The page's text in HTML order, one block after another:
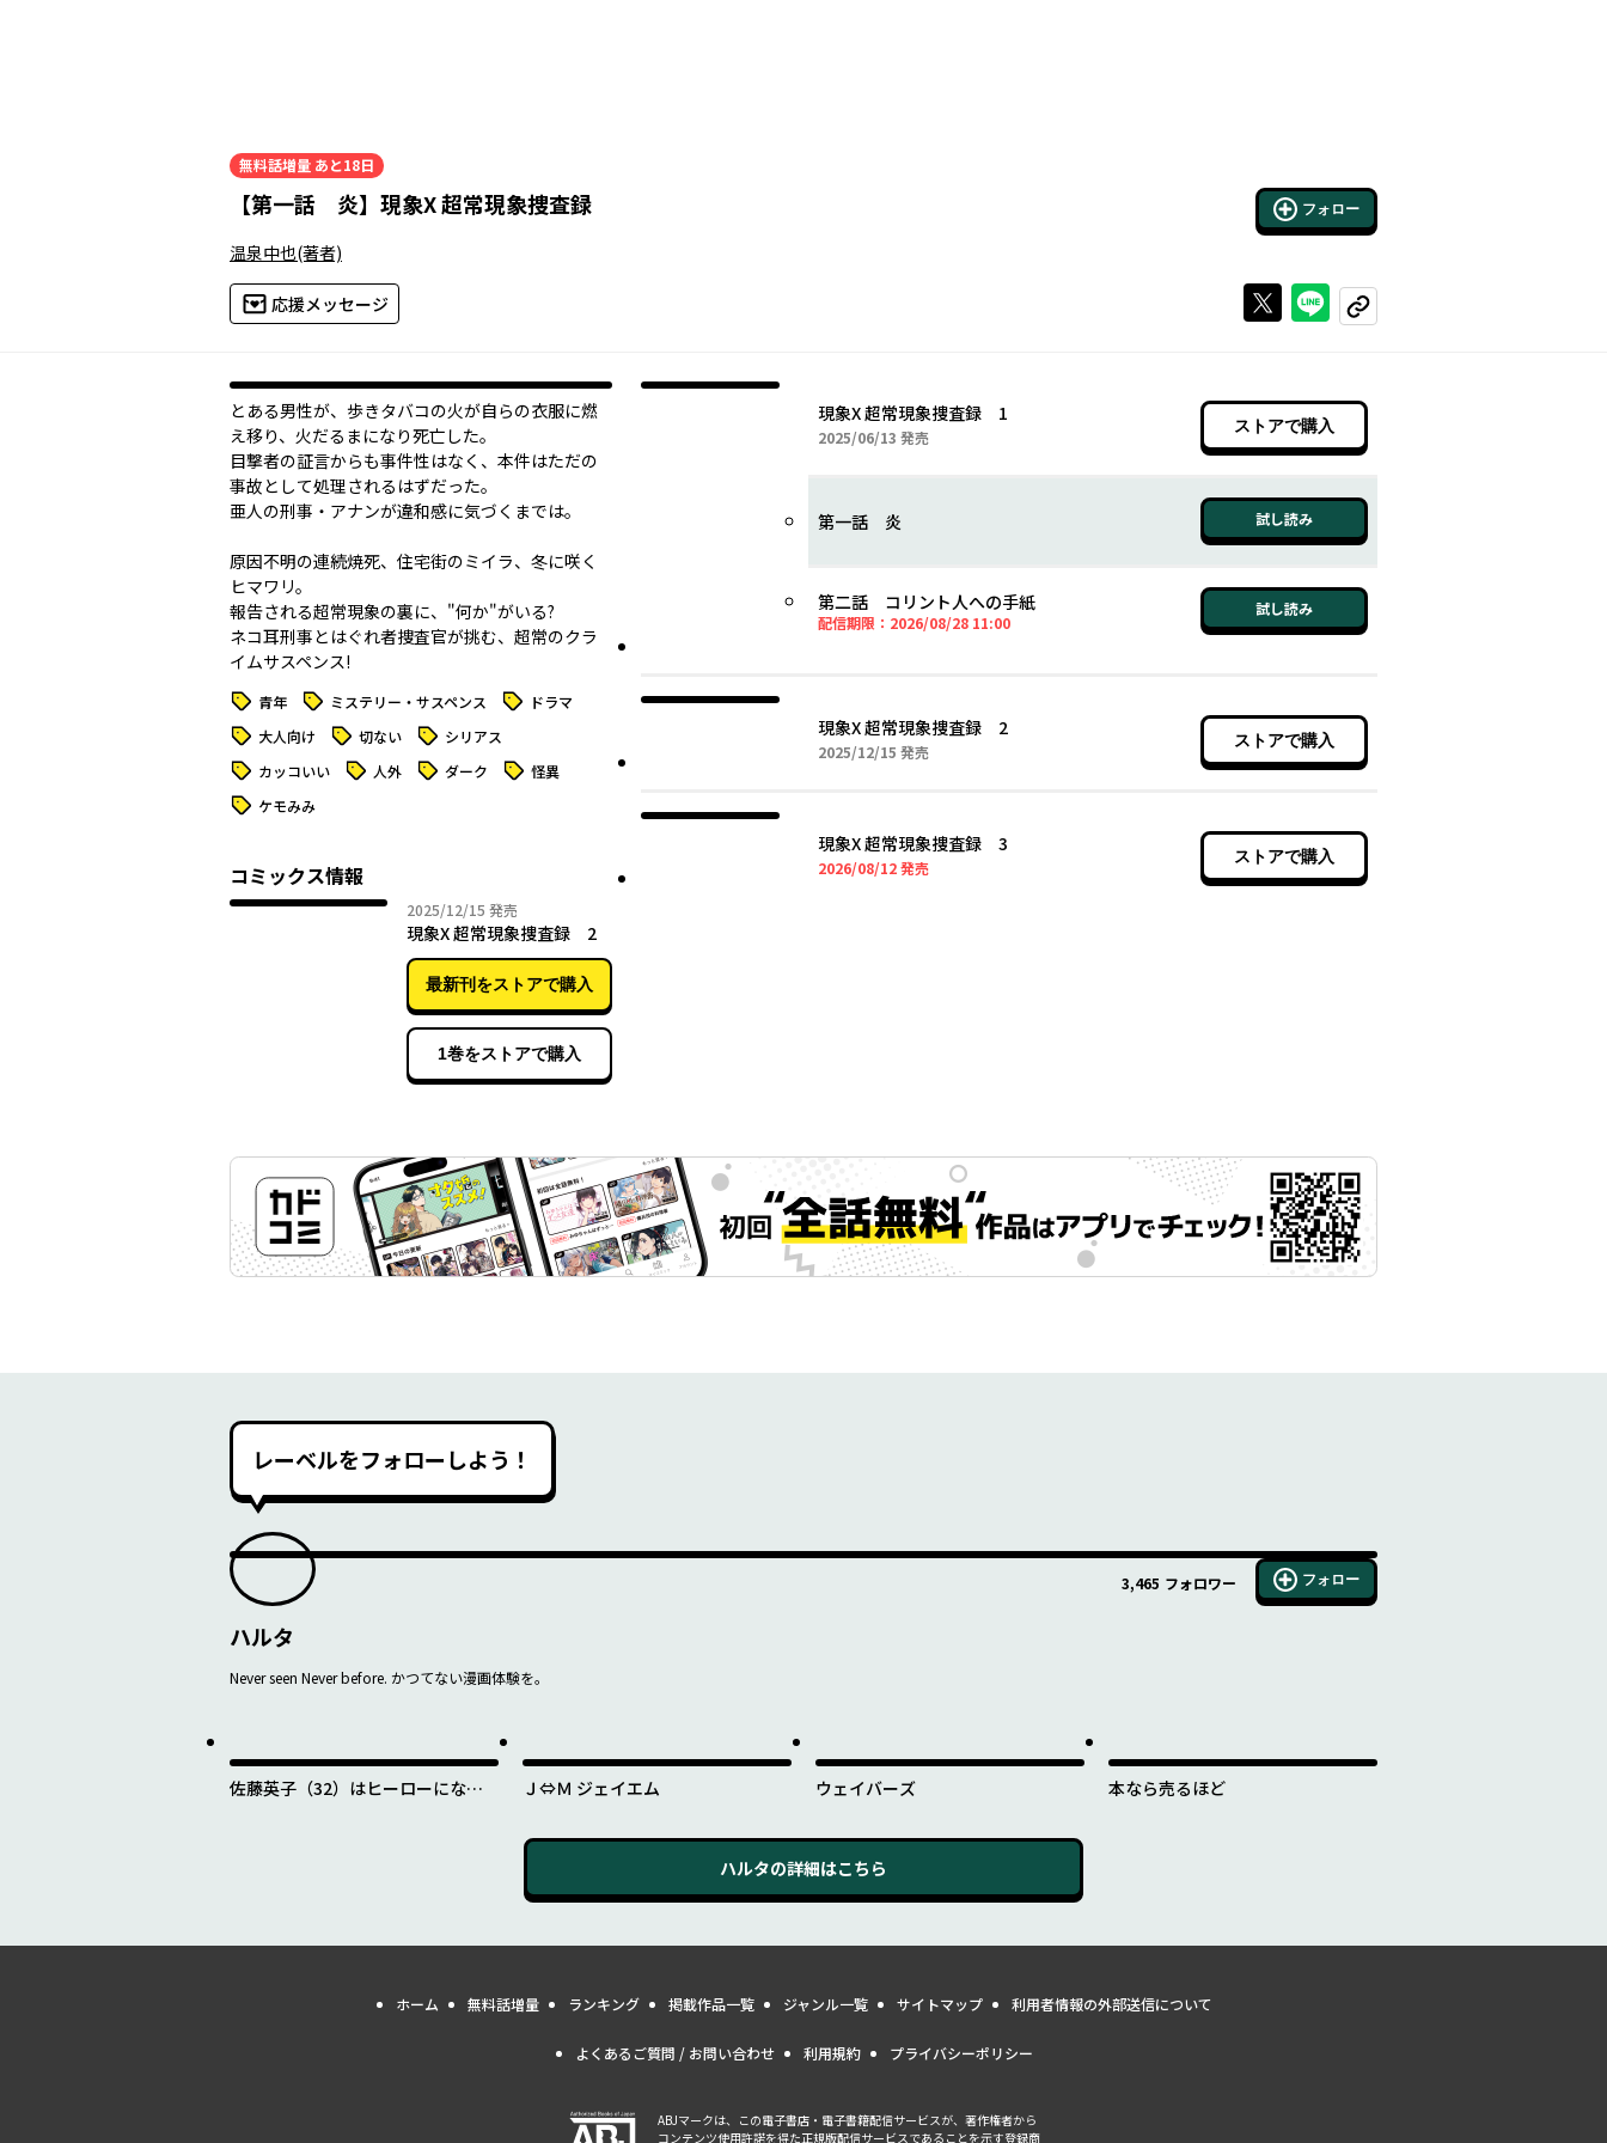
無料話増量 あと18日
【第一話 炎】 現象X 超常現象捜査録 フォロー
温泉中也(著者)
応援メッセージ Xで投稿するラインでシェアする
コピーする
とある男性が、歩きタバコの火が自らの衣服に燃
え移り、火だるまになり死亡した。
目撃者の証言からも事件性はなく、本件はただの
事故として処理されるはずだった。
亜人の刑事・アナンが違和感に気づくまでは。
原因不明の連続焼死、住宅街のミイラ、冬に咲く
ヒマワリ。
報告される超常現象の裏に、"何か"がいる――?
ネコ耳刑事とはぐれ者捜査官が挑む、超常のクラ
イムサスペンス!
タグ 青年 タグ ミステリー・サスペンス タグ ドラマ
タグ 大人向け タグ 切ない タグ シリアス
タグ カッコいい タグ 人外 タグ ダーク タグ 怪異
タグ ケモみみ
コミックス情報
2025/12/15 2025年12月15日
発売
現象X 超常現象捜査録 2
最新刊をストアで購入
1巻をストアで購入
現象X 超常現象捜査録 1
2025/06/13 2025年06月13日
発売
ストアで購入
第一話 炎 試し読み
第二話 コリント人への手紙
配信期限： 2026/08/28 11:002026年08月28日 11時00分
試し読み
現象X 超常現象捜査録 2
2025/12/15 2025年12月15日
発売
ストアで購入
現象X 超常現象捜査録 3
2026/08/122026年08月12日
発売
ストアで購入
レーベルをフォローしよう！
3,465 フォロワー フォロー
ハルタ
Never seen Never before. かつてない漫画体験を。
佐藤英子（32）はヒーローになれ
Ｊ⇔Ｍ ジェイエム ウェイバーズ 本なら売るほど
ハルタの詳細はこちら
ホーム 無料話増量 ランキング 掲載作品一覧 ジャンル一覧 サイトマップ 利用者情報の外部送信について
よくあるご質問 / お問い合わせ 利用規約 プライバシーポリシー
ABJマークは、この電子書店・電子書籍配信サービスが、著作権者から
コンテンツ使用許諾を得た正規版配信サービスであることを示す登録商